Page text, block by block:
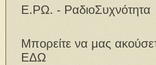
Ε.ΡΩ. - ΡαδιοΣυχνότητα
Μπορείτε να μας
ΕΔΩ